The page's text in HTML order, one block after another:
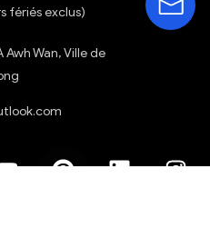
fériés exclus)
Awh Wan, Ville de